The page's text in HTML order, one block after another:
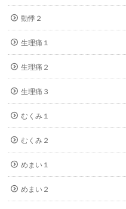
動悸２
生理痛１
生理痛２
生理痛３
むくみ１
むくみ２
めまい１
めまい２